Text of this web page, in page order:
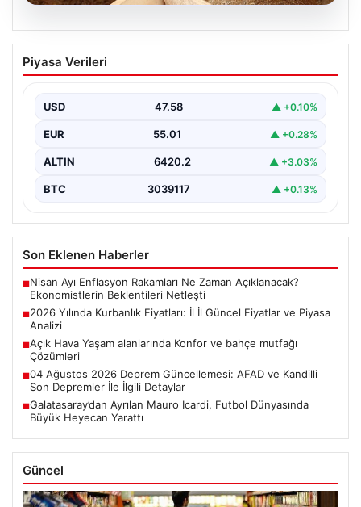
05.08.2026
2026 Yılında Kurbanlık Fiyatları: İl İl
Güncel Fiyatlar ve Piyasa Analizi
merak ettiği konulardan biri olan kurbanlık fiyatları,…
Piyasa Verileri
USD 47.58 ▲ +0.10%
EUR 55.01 ▲ +0.28%
ALTIN 6420.2 ▲ +3.03%
BTC 3039117 ▲ +0.13%
Son Eklenen Haberler
■Nisan Ayı Enflasyon Rakamları Ne Zaman Açıklanacak?
Ekonomistlerin Beklentileri Netleşti
■2026 Yılında Kurbanlık Fiyatları: İl İl Güncel Fiyatlar ve Piyasa
Analizi
■Açık Hava Yaşam alanlarında Konfor ve bahçe mutfağı
Çözümleri
■04 Ağustos 2026 Deprem Güncellemesi: AFAD ve Kandilli
Son Depremler İle İlgili Detaylar
■Galatasaray’dan Ayrılan Mauro Icardi, Futbol Dünyasında
Büyük Heyecan Yarattı
Güncel